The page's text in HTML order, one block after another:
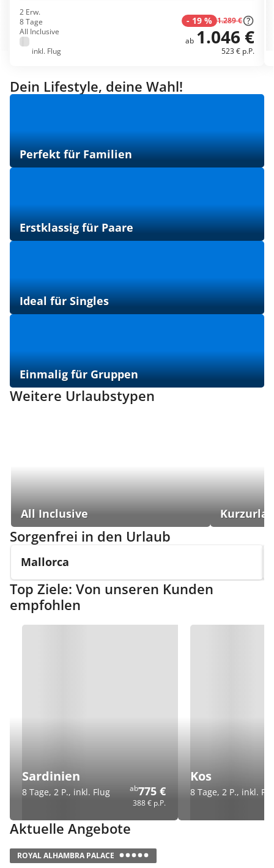
2 Erw.
8 Tage
All Inclusive
inkl. Flug
- 19 % 1.289 €
ab 1.046 €
523 € p.P.
Dein Lifestyle, deine Wahl!
Perfekt für Familien
Erstklassig für Paare
Ideal für Singles
Einmalig für Gruppen
Weitere Urlaubstypen
All Inclusive
Sorgenfrei in den Urlaub
Mallorca
Top Ziele: Von unseren Kunden
empfohlen
Sardinien
8 Tage, 2 P., inkl. Flug ab775 €
388 € p.P.
Kos
8 Tage, 2 P., inkl.
Aktuelle Angebote
ROYAL ALHAMBRA PALACE